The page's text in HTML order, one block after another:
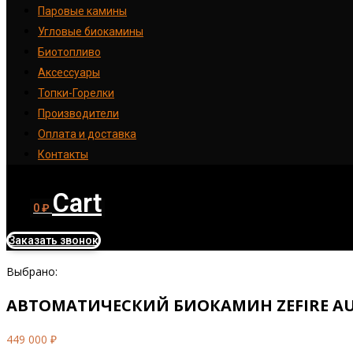
Паровые камины
Угловые биокамины
Биотопливо
Аксессуары
Топки-Горелки
Производители
Оплата и доставка
Контакты
0₽ Cart
Заказать звонок
Выбрано:
АВТОМАТИЧЕСКИЙ БИОКАМИН ZEFIRE
449 000 ₽